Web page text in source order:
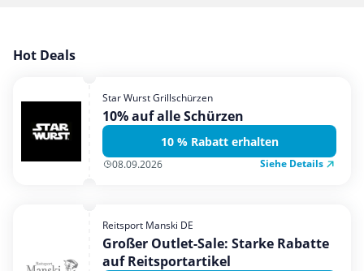
Garten, Haushalt & Tiere
Mobilfunk & Internet
Mode & Accessoires
Shopping
Urlaub & Reise
Hot Deals
Star Wurst Grillschürzen
10% auf alle Schürzen
10 % Rabatt erhalten
08.09.2026 Siehe Details
Reitsport Manski DE
Großer Outlet-Sale: Starke Rabatte
auf Reitsportartikel